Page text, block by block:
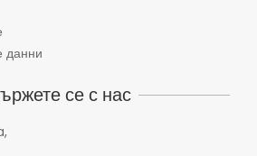
данни
се с нас